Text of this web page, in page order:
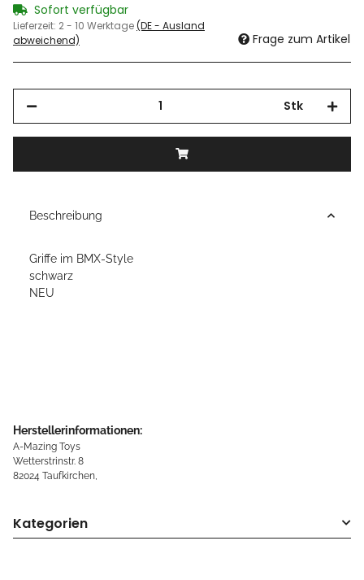
Sofort verfügbar
Lieferzeit: 2 - 10 Werktage(DE - Ausland
abweichend)
Frage zum Artikel
Stk
Beschreibung
Griffe im BMX-Style
schwarz
NEU
Herstellerinformationen:
A-Mazing Toys
Wetterstrinstr. 8
82024 Taufkirchen,
Kategorien